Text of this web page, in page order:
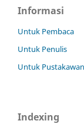
Informasi
Untuk Pembaca
Untuk Penulis
Untuk Pustakawan
Indexing